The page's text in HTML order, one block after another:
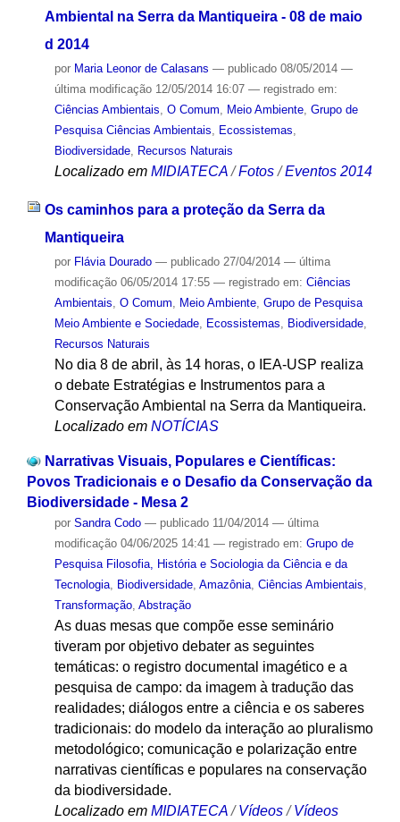
Ambiental na Serra da Mantiqueira - 08 de maio
d 2014
por Maria Leonor de Calasans — publicado08/05/2014 —
última modificação12/05/2014 16:07 — registrado em:
Ciências Ambientais, O Comum, Meio Ambiente, Grupo de
Pesquisa Ciências Ambientais, Ecossistemas,
Biodiversidade, Recursos Naturais
Localizado em MIDIATECA /Fotos /Eventos 2014
Os caminhos para a proteção da Serra da
Mantiqueira
por Flávia Dourado — publicado27/04/2014 — última
modificação06/05/2014 17:55 — registrado em: Ciências
Ambientais O Comum Meio Ambiente, Grupo de Pesquisa
Meio Ambiente e Sociedade, Ecossistemas Biodiversidade,
Recursos Naturais
No dia 8 de abril, às 14 horas, o IEA-USP realiza
o debate Estratégias e Instrumentos para a
Conservação Ambiental na Serra da Mantiqueira.
Localizado em NOTÍCIAS
Narrativas Visuais, Populares e Científicas:
Povos Tradicionais e o Desafio da Conservação da
Biodiversidade - Mesa 2
por Sandra Codo — publicado11/04/2014 — última
modificação04/06/2025 14:41 — registrado em: Grupo de
Pesquisa Filosofia, História e Sociologia da Ciência e da
Tecnologia, Biodiversidade, Amazônia, Ciências Ambientais
Transformação, Abstração
As duas mesas que compõe esse seminário
tiveram por objetivo debater as seguintes
temáticas: o registro documental imagético e a
pesquisa de campo: da imagem à tradução das
realidades; diálogos entre a ciência e os saberes
tradicionais: do modelo da interação ao pluralismo
metodológico; comunicação e polarização entre
narrativas científicas e populares na conservação
da biodiversidade.
Localizado em MIDIATECA /Vídeos /Vídeos